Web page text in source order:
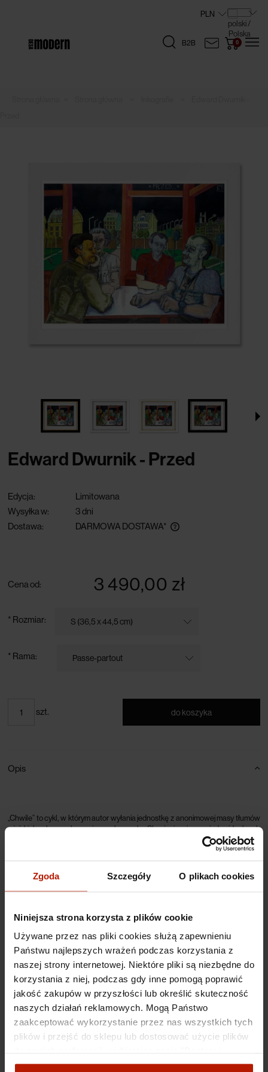
Zgoda Szczegóły O plikach cookies
Niniejsza strona korzysta z plików cookie
Używane przez nas pliki cookies służą zapewnieniu
Państwu najlepszych wrażeń podczas korzystania z
naszej strony internetowej. Niektóre pliki są niezbędne do
korzystania z niej, podczas gdy inne pomogą poprawić
jakość zakupów w przyszłości lub określić skuteczność
naszych działań reklamowych. Mogą Państwo
zaakceptować wykorzystanie przez nas wszystkich tych
plików i przejść do sklepu lub dostosować użycie plików
zgody".
B2B
Edward Dwurnik - Przed
Edycja:
Limitowana
Wysyłka w:
3 dni
Dostawa:
DARMOWA DOSTAWA*
Cena od: 3 490,00 zł
* Rozmiar:
* Rama:
szt. do koszyka
Opis
„Chwile” to cykl, w którym autor wyłania jednostkę z anonimowej masy tłumów
miejskich obecnych na jego obrazach. Skupieniu się na indywidualnych
uczuciach i problemach sprzyja ograniczenie perspektywy – w dziełach
widoczne są wnętrza pomieszczeń, a samo miasto staje się jedynie
Inkografiawykonana za zgodą i pod bezpośrednim nadzorem artysty, a
następnie opatrzona jego sygnaturą w prawym dolnym rogu. W lewym rogu
umieszczono oznaczenie numeru edycji oraz rozmiaru pracy. Dzięki gwarancji
niepowtarzalności serii, inkografie nabierają charakteru dobrej inwestycji na
przestrzeni czasu.
Specyfikacje
Koszty dostawy